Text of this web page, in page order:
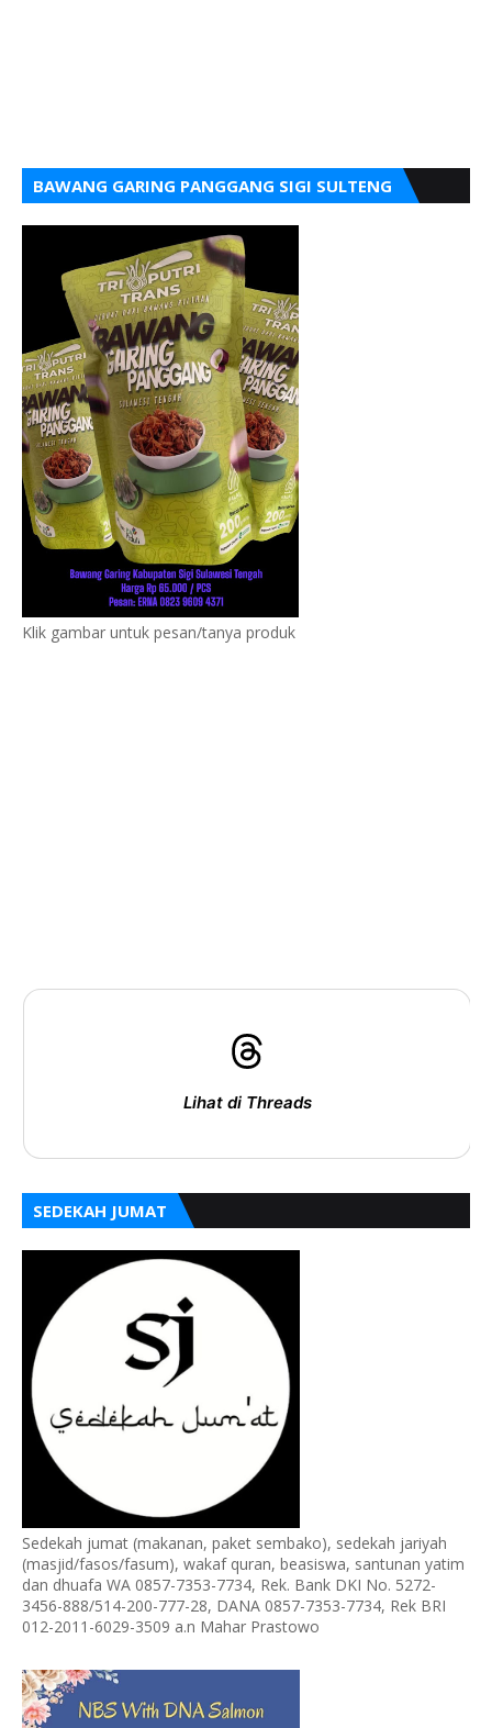
BAWANG GARING PANGGANG SIGI SULTENG
Klik gambar untuk pesan/tanya produk
Lihat di Threads
SEDEKAH JUMAT
Sedekah jumat (makanan, paket sembako), sedekah jariyah
(masjid/fasos/fasum), wakaf quran, beasiswa, santunan yatim
dan dhuafa WA 0857-7353-7734, Rek. Bank DKI No. 5272-
3456-888/514-200-777-28, DANA 0857-7353-7734, Rek BRI
012-2011-6029-3509 a.n Mahar Prastowo